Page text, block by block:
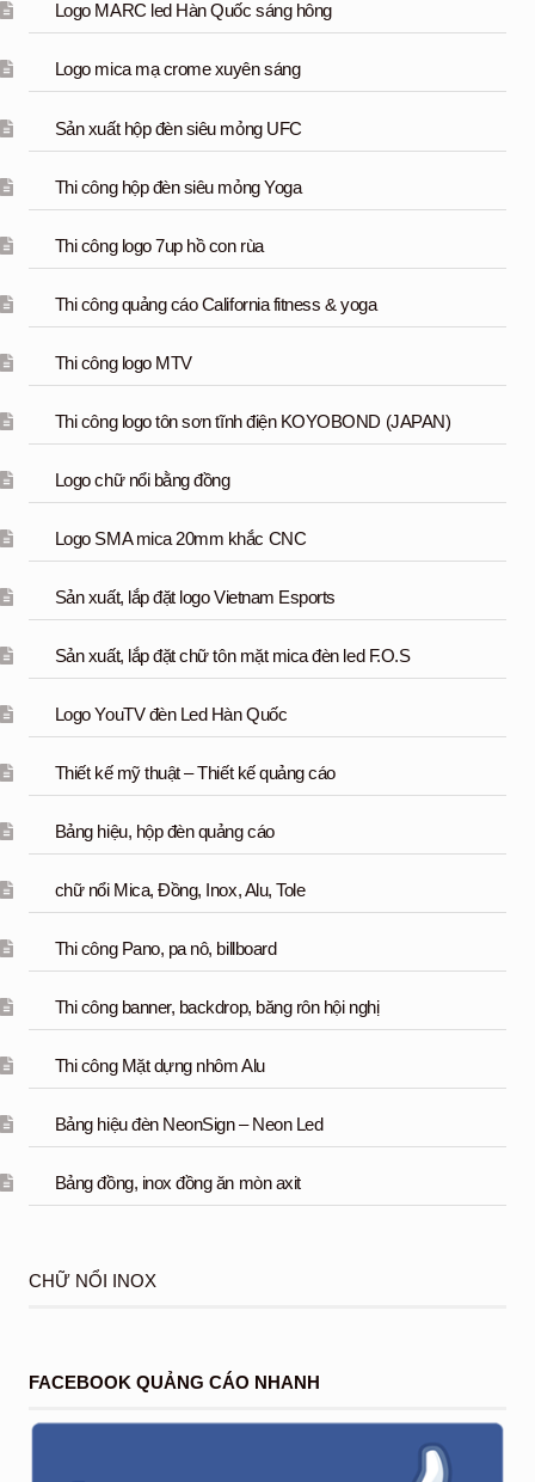
Logo MARC led Hàn Quốc sáng hông
Logo mica mạ crome xuyên sáng
Sản xuất hộp đèn siêu mỏng UFC
Thi công hộp đèn siêu mỏng Yoga
Thi công logo 7up hồ con rùa
Thi công quảng cáo California fitness & yoga
Thi công logo MTV
Thi công logo tôn sơn tĩnh điện KOYOBOND (JAPAN)
Logo chữ nổi bằng đồng
Logo SMA mica 20mm khắc CNC
Sản xuất, lắp đặt logo Vietnam Esports
Sản xuất, lắp đặt chữ tôn mặt mica đèn led F.O.S
Logo YouTV đèn Led Hàn Quốc
Thiết kế mỹ thuật – Thiết kế quảng cáo
Bảng hiệu, hộp đèn quảng cáo
chữ nổi Mica, Đồng, Inox, Alu, Tole
Thi công Pano, pa nô, billboard
Thi công banner, backdrop, băng rôn hội nghị
Thi công Mặt dựng nhôm Alu
Bảng hiệu đèn NeonSign – Neon Led
Bảng đồng, inox đồng ăn mòn axit
CHỮ NỔI INOX
FACEBOOK QUẢNG CÁO NHANH